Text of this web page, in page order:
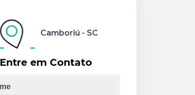
Entre em Contato
Camboriú - SC